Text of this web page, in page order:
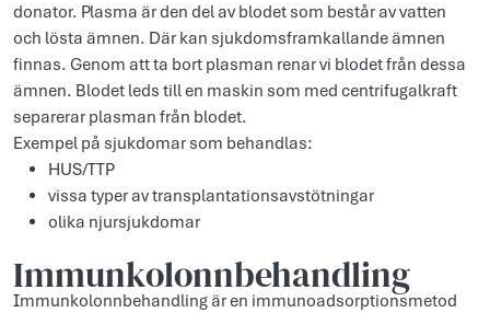
donator. Plasma är den del av blodet som består av vatten
och lösta ämnen. Där kan sjukdomsframkallande ämnen
finnas. Genom att ta bort plasman renar vi blodet från dessa
ämnen. Blodet leds till en maskin som med centrifugalkraft
separerar plasman från blodet.
Exempel på sjukdomar som behandlas:
HUS/TTP
vissa typer av transplantationsavstötningar
olika njursjukdomar
Immunkolonnbehandling
Immunkolonnbehandling är en immunoadsorptionsmetod